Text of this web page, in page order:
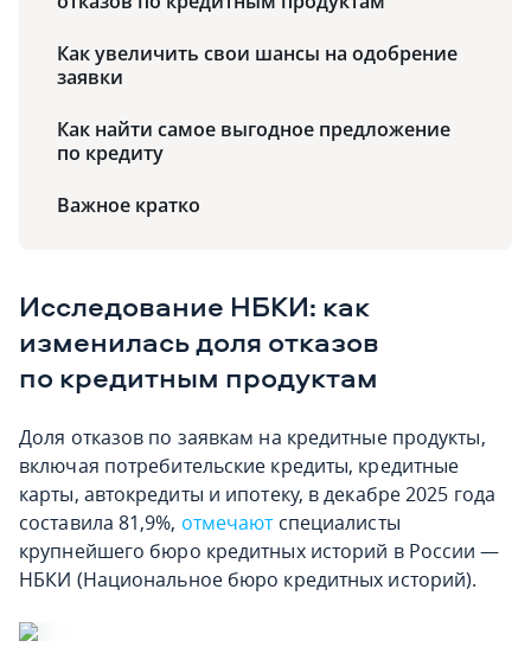
Как увеличить свои шансы на одобрение
заявки
Как найти самое выгодное предложение
по кредиту
Важное кратко
Исследование НБКИ: как
изменилась доля отказов
по кредитным продуктам
Доля отказов по заявкам на кредитные продукты,
включая потребительские кредиты, кредитные
карты, автокредиты и ипотеку, в декабре 2025 года
составила 81,9%, отмечаютспециалисты
крупнейшего бюро кредитных историй в России —
НБКИ (Национальное бюро кредитных историй).